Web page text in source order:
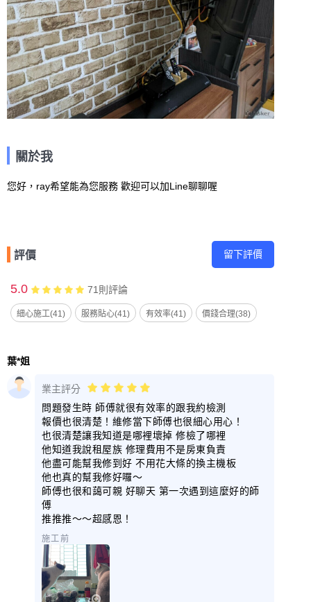
關於我
評價 留下評價
5.0 71 則評論
細心施工(41) 服務貼心(41) 有效率(41) 價錢合理(38)
葉*姐
業主評分
問題發生時 師傅就很有效率的跟我約檢測
報價也很清楚！維修當下師傅也很細心用心！
也很清楚讓我知道是哪裡壞掉 修檢了哪裡
他知道我說租屋族 修理費用不是房東負責
他盡可能幫我修到好 不用花大條的換主機板
他也真的幫我修好囉～
師傅也很和藹可親 好聊天 第一次遇到這麼好的師
傅
推推推～～超感恩！
施工前